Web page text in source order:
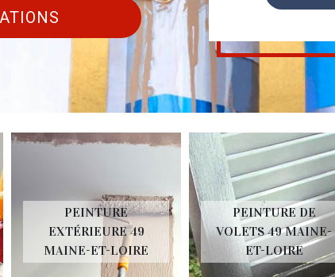
PEINTURE
EXTÉRIEURE 49
MAINE-ET-LOIRE
PEINTURE DE
VOLETS 49 MAINE-
ET-LOIRE